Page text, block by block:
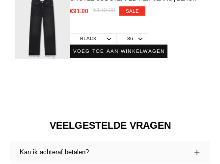
€91.00
€130.00 SALE
VOEG TOE AAN WINKELWAGEN
VEELGESTELDE VRAGEN
Kan ik achteraf betalen?